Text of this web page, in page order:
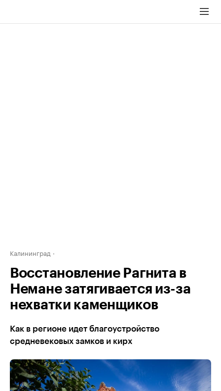
Калининград
Восстановление Рагнита в
Немане затягивается из-за
нехватки каменщиков
Как в регионе идет благоустройство
средневековых замков и кирх